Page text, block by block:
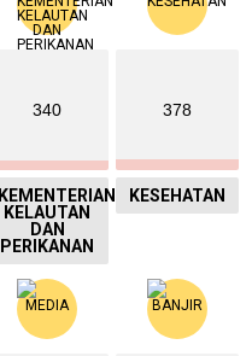
340
KEMENTERIAN
KELAUTAN
DAN
PERIKANAN
378
KESEHATAN